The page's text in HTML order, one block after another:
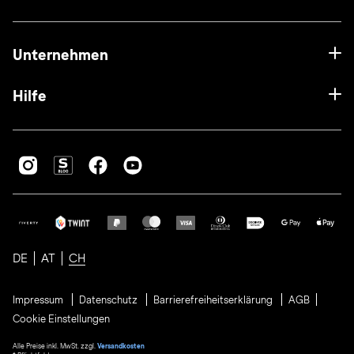
Unternehmen
Hilfe
DE AT CH
Impressum Datenschutz Barrierefreiheitserklärung
AGB
Cookie Einstellungen
Alle Preise inkl. MwSt. zzgl. Versandkosten